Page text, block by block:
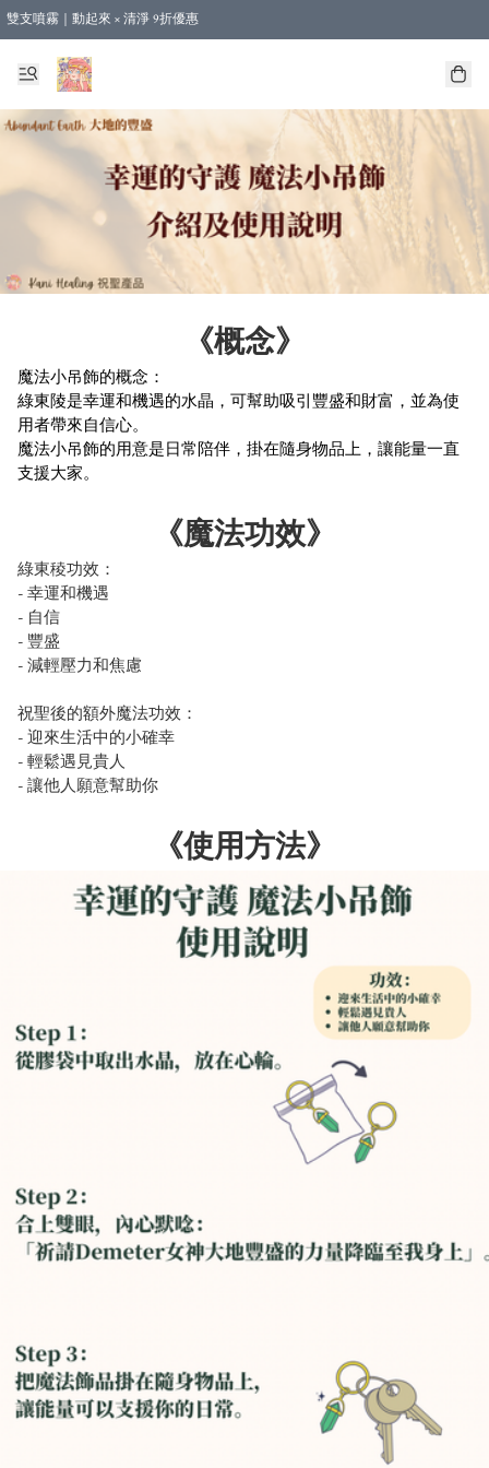
雙支噴霧｜動起來 × 清淨 9折優惠
🎁新會員首單 9 折 - 立即註冊，即享購物優惠！ (不適用於合作店產品、課程及預購
【運費優惠】全單消費滿 $500 即享本地順豐包郵。（合作店產品亦計算在內）
《概念》
魔法小吊飾的概念：
綠東陵是幸運和機遇的水晶，可幫助吸引豐盛和財富，並為使
用者帶來自信心。
魔法小吊飾的用意是日常陪伴，掛在隨身物品上，讓能量一直
支援大家。
《魔法功效》
綠東稜功效：
- 幸運和機遇
- 自信
- 豐盛
- 減輕壓力和焦慮
祝聖後的額外魔法功效：
- 迎來生活中的小確幸
- 輕鬆遇見貴人
- 讓他人願意幫助你
《使用方法》